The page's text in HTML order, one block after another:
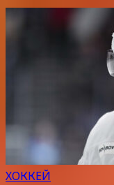
ХОККЕЙ